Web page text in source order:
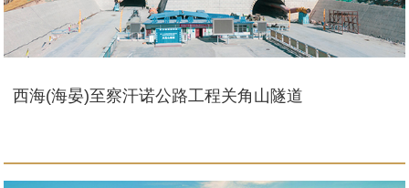
西海(海晏)至察汗诺公路工程关角山隧道